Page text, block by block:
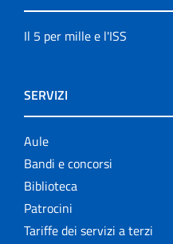
Il 5 per mille e l'ISS
SERVIZI
Aule
Bandi e concorsi
Biblioteca
Patrocini
Tariffe dei servizi a terzi